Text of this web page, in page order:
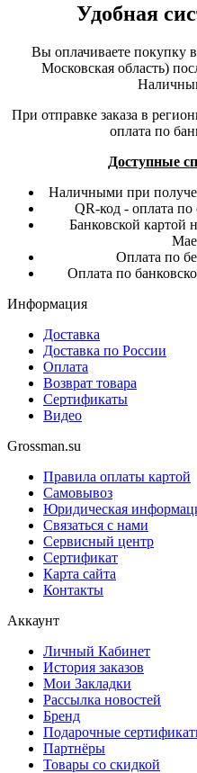
Удобная
Вы оплачиваете покупку
Московская область)
При отправке заказа в
оплата по
Доступные
Наличными при
QR-код - оплата
Банковской картой
Оплата по
Оплата по
Информация
Доставка
Доставка по России
Оплата
Возврат товара
Сертификаты
Видео
Grossman.su
Правила оплаты картой
Самовывоз
Юридическая
Связаться с нами
Сервисный центр
Сертификат
Карта сайта
Контакты
Аккаунт
Личный Кабинет
История заказов
Мои Закладки
Рассылка новостей
Бренд
Подарочные
Партнёры
Товары со скидкой